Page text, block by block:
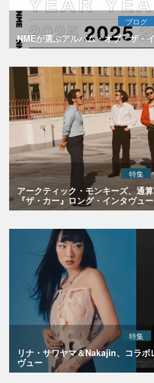
ブログ
NMEが選ぶアルバム・オブ・ザ・
特集
アークティック・モンキーズ、通
『ザ・カー』ロング・インタヴュー
特集
リナ・サワヤマ＆Nakajin、コラボ
ヴュー